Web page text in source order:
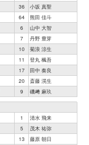
36
小坂 真聖
64
熊田 佳斗
6
山中 大智
7
丹野 豊芽
10
菊浪 涼生
11
登丸 楓吾
17
田中 奏良
20
斎藤 滉生
9 磯﨑 麻玖
1
清水 飛来
5
茂木 祐弥
13
藤原 朝日